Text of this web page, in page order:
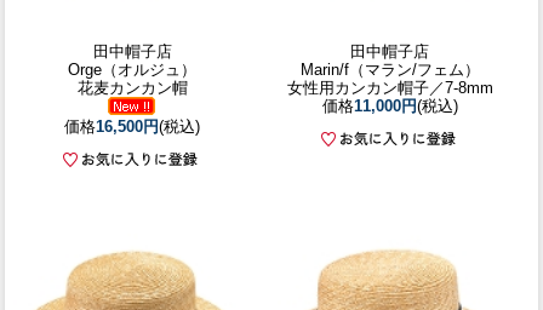
田中帽子店
Orge（オルジュ）
花麦カンカン帽
価格16,500円(税込)
田中帽子店
Marin/f（マラン/フェム）
女性用カンカン帽子／7-8mm
価格11,000円(税込)